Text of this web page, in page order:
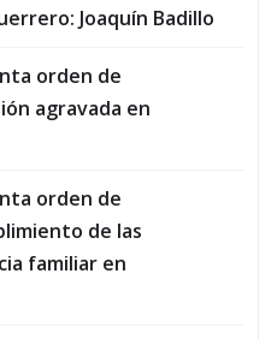
Joaquín Badillo
orden de
agravada en
orden de
de las
familiar en